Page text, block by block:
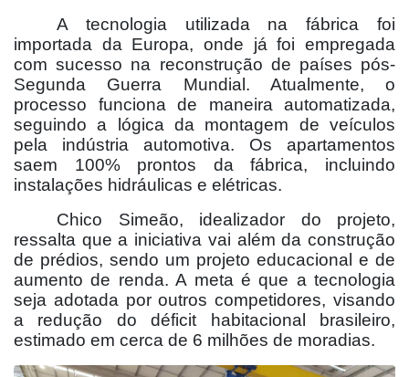
A tecnologia utilizada na fábrica foi
importada da Europa, onde já foi empregada
com sucesso na reconstrução de países pós-
Segunda Guerra Mundial. Atualmente, o
processo funciona de maneira automatizada,
seguindo a lógica da montagem de veículos
pela indústria automotiva. Os apartamentos
saem 100% prontos da fábrica, incluindo
instalações hidráulicas e elétricas.
Chico Simeão, idealizador do projeto,
ressalta que a iniciativa vai além da construção
de prédios, sendo um projeto educacional e de
aumento de renda. A meta é que a tecnologia
seja adotada por outros competidores, visando
a redução do déficit habitacional brasileiro,
estimado em cerca de 6 milhões de moradias.